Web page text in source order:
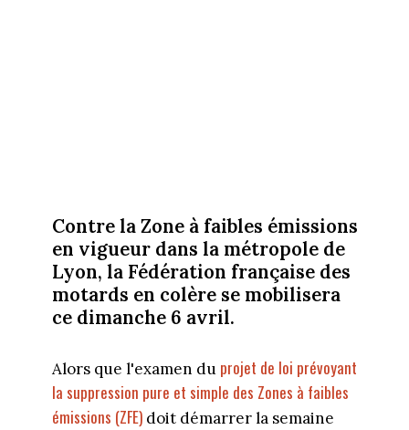
Contre la Zone à faibles émissions
en vigueur dans la métropole de
Lyon, la Fédération française des
motards en colère se mobilisera
ce dimanche 6 avril.
Alors que l'examen du projet de loi prévoyant
la suppression pure et simple des Zones à faibles
émissions (ZFE)doit démarrer la semaine